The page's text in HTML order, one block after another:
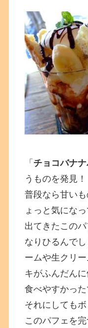
「 チョコバナ
うものを発見！
普段なら甘い
ょっと気にな
出てきたこの
なりひるんで
ームや生クリ
キがふんだん
食べやすかった
それにしても
このパフェを